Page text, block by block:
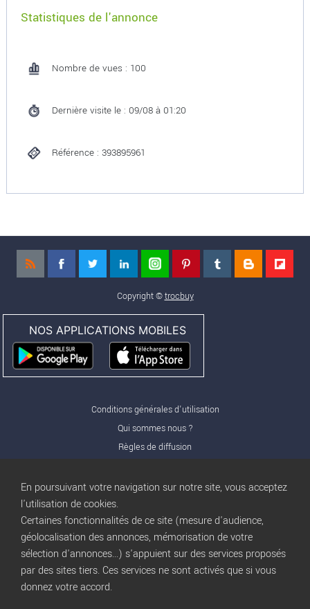
Statistiques de l'annonce
Nombre de vues : 100
Dernière visite le : 09/08 à 01:20
Référence : 393895961
Copyright ©trocbuy
NOS APPLICATIONS MOBILES
Conditions générales d'utilisation
Qui sommes nous ?
Règles de diffusion
Nos offres Pro
Publicité
Conditions d’Utilisation
Privacy Policy
Blogtrocbuy
En poursuivant votre navigation sur notre site, vous acceptez
l'utilisation de cookies.
Certaines fonctionnalités de ce site (mesure d'audience,
géolocalisation des annonces, mémorisation de votre
sélection d'annonces...) s'appuient sur des services proposés
par des sites tiers. Ces services ne sont activés que si vous
donnez votre accord.